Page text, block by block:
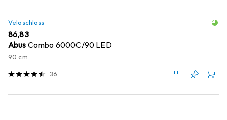
Veloschloss
EUR
86,83
Abus Combo 6000C/90 LED
90 cm
36